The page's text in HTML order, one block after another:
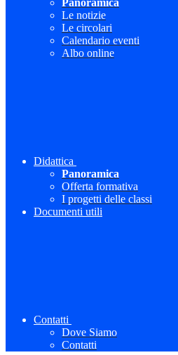
Panoramica
Le notizie
Le circolari
Calendario eventi
Albo online
Didattica
Panoramica
Offerta formativa
I progetti delle classi
Documenti utili
Contatti
Dove Siamo
Contatti